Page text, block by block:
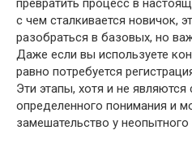
превратить процесс в
с чем сталкивается новичок,
разобраться в базовых, но
Даже если вы используете
равно потребуется
Эти этапы, хотя и не
определенного понимания и
замешательство у неопытного